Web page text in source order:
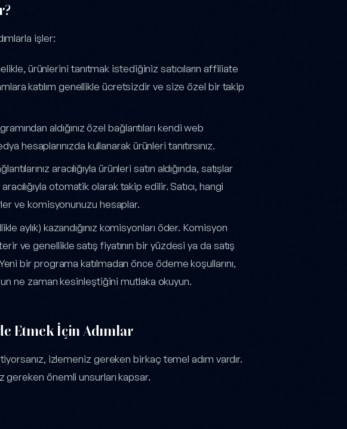
işler:
ürünlerini tanıtmak istediğiniz satıcıların affiliate
katılım genellikle ücretsizdir ve size özel bir takip
aldığınız özel bağlantıları kendi web
hesaplarınızda kullanarak ürünleri tanıtırsınız.
aracılığıyla ürünleri satın aldığında, satışlar
otomatik olarak takip edilir. Satıcı, hangi
ve komisyonunuzu hesaplar.
aylık) kazandığınız komisyonları öder. Komisyon
ve genellikle satış fiyatının bir yüzdesi ya da satış
bir programa katılmadan önce ödeme koşullarını,
ne zaman kesinleştiğini mutlaka okuyun.
Etmek İçin Adımlar
izlemeniz gereken birkaç temel adım vardır.
gereken önemli unsurları kapsar.